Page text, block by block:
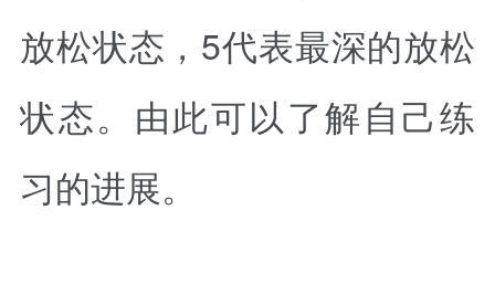
放松状态，5代表最深的放松
状态。由此可以了解自己练
习的进展。